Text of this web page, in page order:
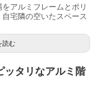
アルミフレームとポリ
宅隣の空いたスペース
読む
ッタリなアルミ階